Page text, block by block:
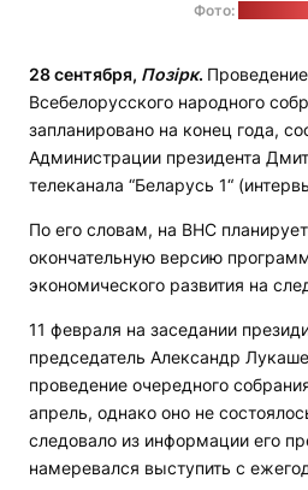
Фото:
28 сентября, Позірк.
Всебелорусского народного
запланировано на конец года,
Администрации президента
телеканала “Беларусь 1“
По его словам, на ВНС
окончательную версию
экономического развития на
11 февраля на заседании
председатель Александр
проведение очередного
апрель, однако оно не
следовало из информации его
намеревался выступить с